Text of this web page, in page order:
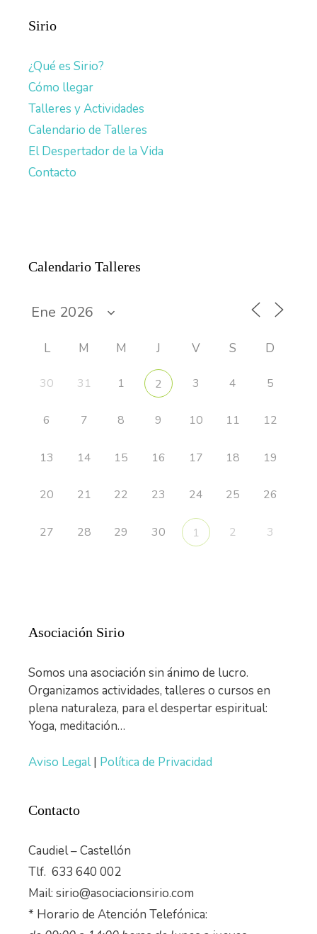
Sirio
¿Qué es Sirio?
Cómo llegar
Talleres y Actividades
Calendario de Talleres
El Despertador de la Vida
Contacto
Calendario Talleres
L M M J V S D
30 31 1 2 3 4 5
6 7 8 9 10 11 12
13 14 15 16 17 18 19
20 21 22 23 24 25 26
27 28 29 30 1 2 3
Asociación Sirio
Somos una asociación sin ánimo de lucro.
Organizamos actividades, talleres o cursos en
plena naturaleza, para el despertar espiritual:
Yoga, meditación…
Aviso Legal| Política de Privacidad
Contacto
Caudiel – Castellón
Tlf. 633 640 002
Mail: sirio@asociacionsirio.com
* Horario de Atención Telefónica: